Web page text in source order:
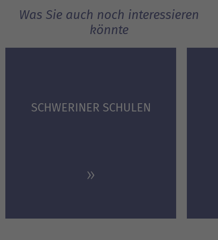
Was Sie auch noch interessieren
könnte
SCHWERINER SCHULEN